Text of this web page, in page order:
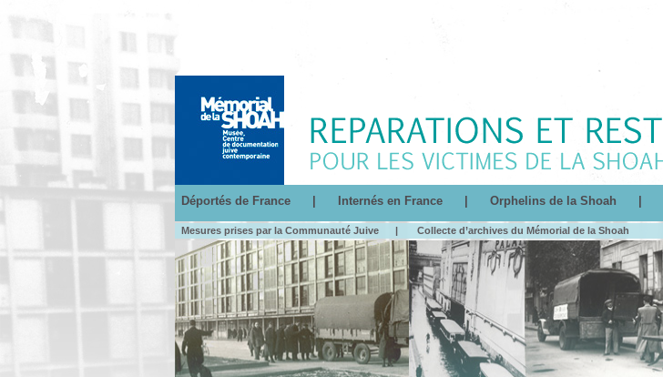
Déportés de France Internés en France Orphelins de la Shoah
Mesures prises par la Communauté Juive | Collecte d’archives du Mémorial de la Shoah